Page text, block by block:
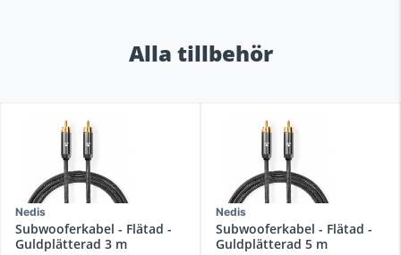
Alla tillbehör
Nedis
Subwooferkabel - Flätad -
Guldplätterad 3 m
Nedis
Subwooferkabel - Flätad -
Guldplätterad 5 m